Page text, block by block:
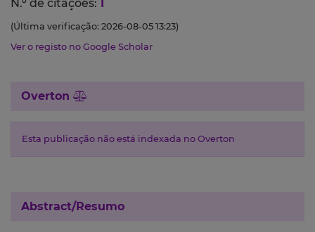
N.º de citações: 1
(Última verificação: 2026-08-05 13:23)
Ver o registo no Google Scholar
Overton
Esta publicação não está indexada no Overton
Abstract/Resumo